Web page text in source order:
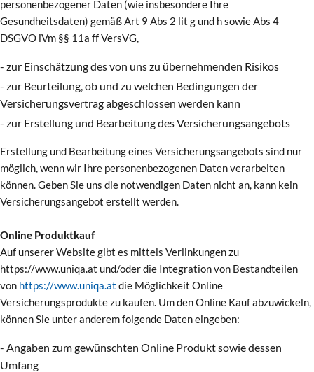
personenbezogener Daten (wie insbesondere Ihre
Gesundheitsdaten) gemäß Art 9 Abs 2 lit g und h sowie Abs 4
DSGVO iVm §§ 11a ff VersVG,
- zur Einschätzung des von uns zu übernehmenden Risikos
- zur Beurteilung, ob und zu welchen Bedingungen der
Versicherungsvertrag abgeschlossen werden kann
- zur Erstellung und Bearbeitung des Versicherungsangebots
Erstellung und Bearbeitung eines Versicherungsangebots sind nur
möglich, wenn wir Ihre personenbezogenen Daten verarbeiten
können. Geben Sie uns die notwendigen Daten nicht an, kann kein
Versicherungsangebot erstellt werden.
Online Produktkauf
Auf unserer Website gibt es mittels Verlinkungen zu
https://www.uniqa.at und/oder die Integration von Bestandteilen
von https://www.uniqa.at die Möglichkeit Online
Versicherungsprodukte zu kaufen. Um den Online Kauf abzuwickeln,
können Sie unter anderem folgende Daten eingeben:
- Angaben zum gewünschten Online Produkt sowie dessen
Umfang